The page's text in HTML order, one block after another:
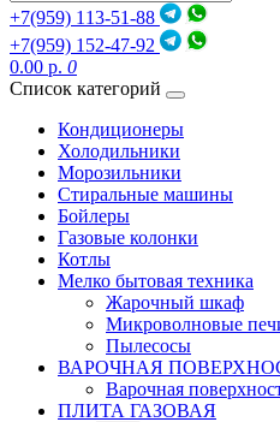
+7(959) 113-51-88
+7(959) 152-47-92
0.00 р. 0
Список категорий
Кондиционеры
Холодильники
Морозильники
Стиральные машины
Бойлеры
Газовые колонки
Котлы
Мелко бытовая техника
Жарочный шкаф
Микроволновые
Пылесосы
ВАРОЧНАЯ
Варочная
ПЛИТА ГАЗОВАЯ